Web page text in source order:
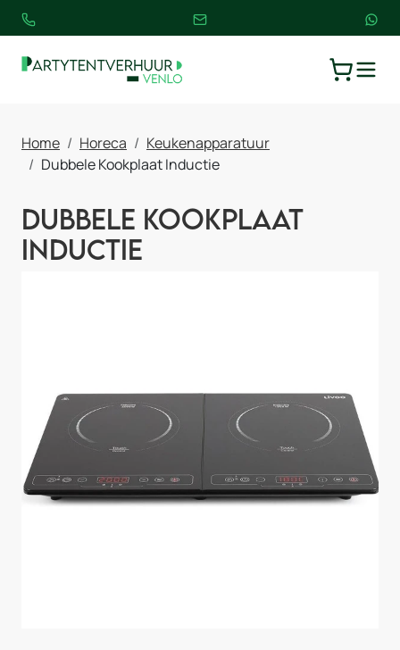
Home Horeca
Keukenapparatuur
Dubbele Kookplaat Inductie
Dubbele Kookplaat
Inductie